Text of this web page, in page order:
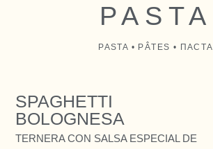
PASTA
PASTA • PÂTES • ПАСТА
SPAGHETTI
BOLOGNESA
TERNERA CON SALSA ESPECIAL DE